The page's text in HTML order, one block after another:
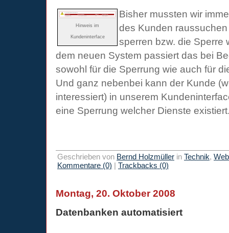
Hinweis im
Kundeninterface
Bisher mussten wir
des Kunden
sperren bzw. die Sperre
dem neuen System passiert das bei
sowohl für die Sperrung wie auch für
Und ganz nebenbei kann der Kunde
interessiert) in unserem
eine Sperrung welcher Dienste
Geschrieben von Bernd Holzmüller in Technik,
Kommentare (0) | Trackbacks (0)
Montag, 20. Oktober 2008
Datenbanken automatisiert